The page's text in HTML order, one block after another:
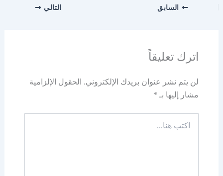
السابق التالي
اترك تعليقاً
لن يتم نشر عنوان بريدك الإلكتروني. الحقول الإلزامية
مشار إليها بـ *
هنا...